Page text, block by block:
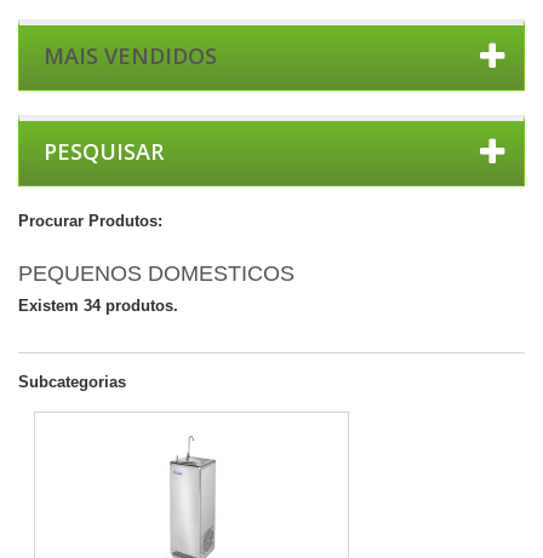
MAIS VENDIDOS
PESQUISAR
Procurar Produtos:
PEQUENOS DOMESTICOS
Existem 34 produtos.
Subcategorias